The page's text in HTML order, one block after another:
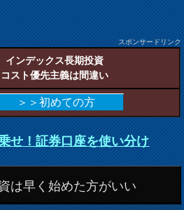
スポンサードリンク
インデックス長期投資
コスト優先主義は間違い
＞＞初めての方
せ！証券口座を使い分け
は早く始めた方がいい